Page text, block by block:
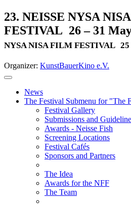
23. NEISSE NYSA
FESTIVAL 26 – 31
NYSA NISA FILM FESTIVAL
Organizer: KunstBauerKino e.V.
News
The Festival Submenu for "The
Festival Gallery
Submissions and
Awards - Neisse Fish
Screening Locations
Festival Cafés
Sponsors and Partners
The Idea
Awards for the NFF
The Team